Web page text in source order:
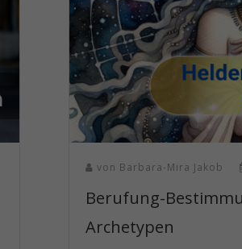
von Barbara-Mira Jakob
Berufung-
Archetypen